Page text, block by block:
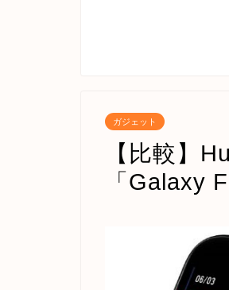
ガジェット
【比較】
「Galaxy